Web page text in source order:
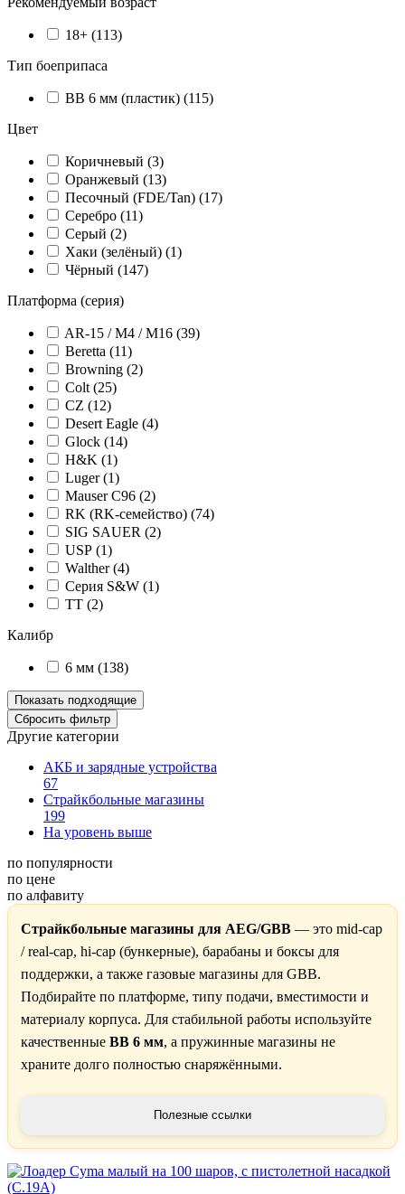
18+ (113)
Тип боеприпаса
BB 6 мм (пластик) (115)
Цвет
Коричневый (3)
Оранжевый (13)
Песочный (FDE/Tan) (17)
Серебро (11)
Серый (2)
Хаки (зелёный) (1)
Чёрный (147)
Платформа (серия)
AR-15 / M4 / M16 (39)
Beretta (11)
Browning (2)
Colt (25)
CZ (12)
Desert Eagle (4)
Glock (14)
H&K (1)
Luger (1)
Mauser C96 (2)
RK (RK-семейство) (74)
SIG SAUER (2)
USP (1)
Walther (4)
Серия S&W (1)
ТТ (2)
Калибр
6 мм (138)
Другие категории
АКБ и зарядные устройства
67
Страйкбольные магазины
199
На уровень выше
по популярности
по цене
по алфавиту
Страйкбольные магазины для AEG/GBB — это mid-cap
/ real-cap, hi-cap (бункерные), барабаны и боксы для
поддержки, а также газовые магазины для GBB.
Подбирайте по платформе, типу подачи, вместимости и
материалу корпуса. Для стабильной работы используйте
качественные BB 6 мм, а пружинные магазины не
храните долго полностью снаряжёнными.
Полезные ссылки